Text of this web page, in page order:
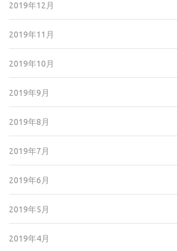
2019年12月
2019年11月
2019年10月
2019年9月
2019年8月
2019年7月
2019年6月
2019年5月
2019年4月